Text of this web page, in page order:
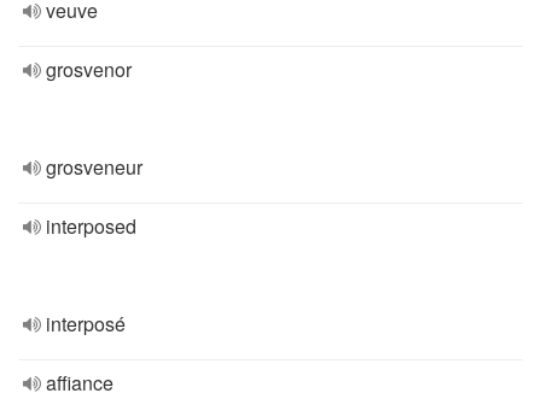
veuve
grosvenor
grosveneur
interposed
interposé
affiance